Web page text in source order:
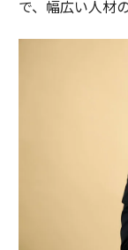
で、幅広い人材